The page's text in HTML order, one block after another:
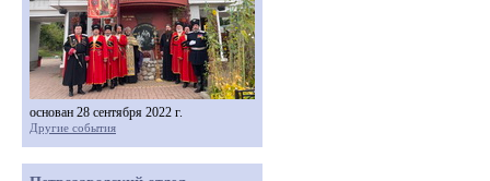
основан 28 сентября 2022 г.
Другие события